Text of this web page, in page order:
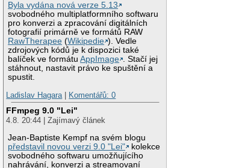
Byla vydána nová verze 5.13
svobodného multiplatformního softwaru
pro konverzi a zpracování digitálních
fotografií primárně ve formátů RAW
RawTherapee (Wikipedie ). Vedle
zdrojových kódů je k dispozici také
balíček ve formátuAppImage . Stačí jej
stáhnout, nastavit právo ke spuštění a
spustit.
Ladislav Hagara
Komentářů: 0
FFmpeg 9.0 "Lei"
4.8. 20:44 | Zajímavý článek
Jean-Baptiste Kempf na svém blogu
představil novou verzi 9.0 "Lei"
kolekce
svobodného softwaru umožňujícího
nahrávání, konverzi a streamovaní